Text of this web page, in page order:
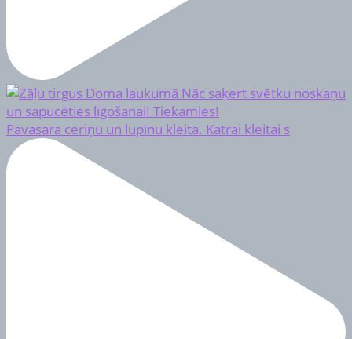
Pavasara ceriņu un lupīnu kleita. Katrai kleitai s